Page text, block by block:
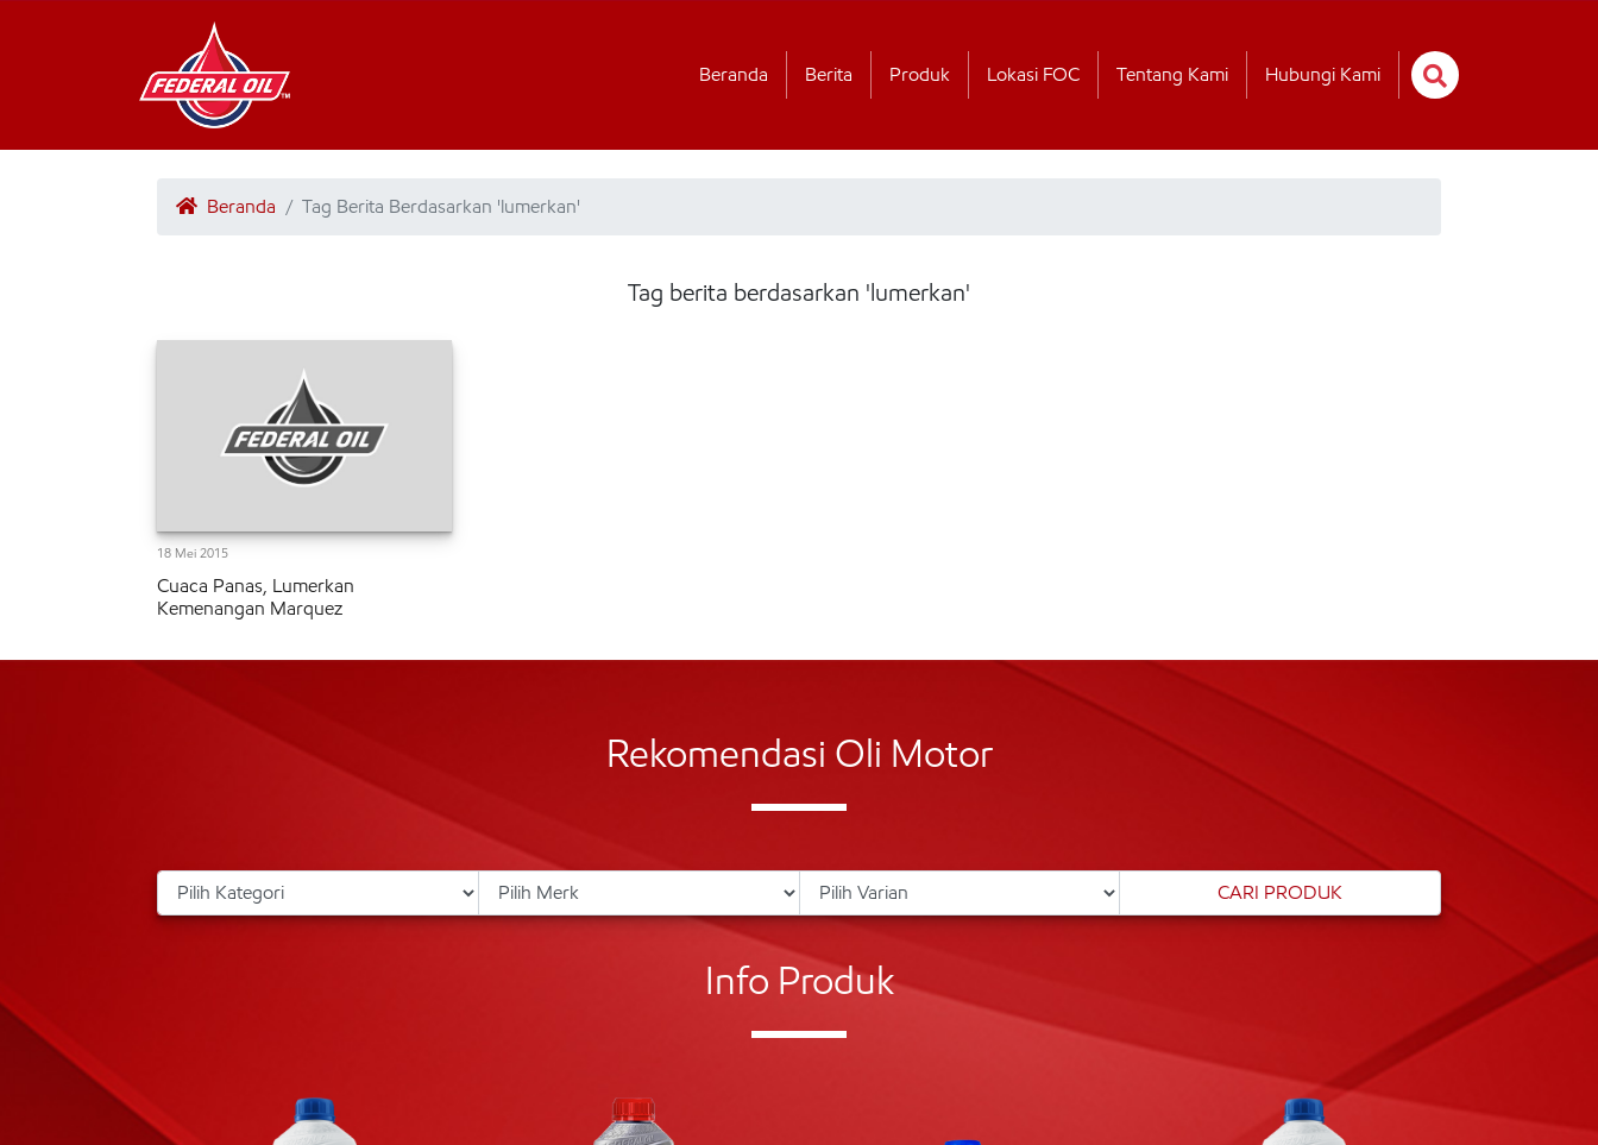
Beranda Berita Produk Lokasi FOC Tentang Kami Hubungi Kami
Beranda Tag Berita Berdasarkan 'lumerkan'
Tag berita berdasarkan 'lumerkan'
18 Mei 2015
Cuaca Panas, Lumerkan
Kemenangan Marquez
Rekomendasi Oli Motor
Info Produk